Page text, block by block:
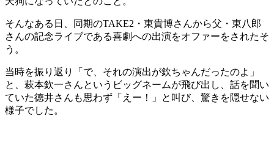
そんなある日、同期のTAKE2・東貴博さんから父・東八郎
さんの記念ライブである喜劇への出演をオファーをされたそ
う。
当時を振り返り「で、それの演出が欽ちゃんだったのよ」
と、萩本欽一さんというビッグネームが飛び出し、話を聞い
ていた徳井さんも思わず「えー！」と叫び、驚きを隠せない
様子でした。